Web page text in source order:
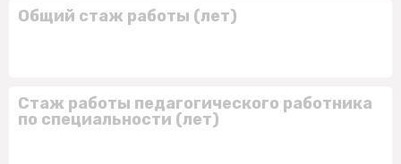
Общий стаж работы (лет)
Стаж работы педагогического работника
по специальности (лет)